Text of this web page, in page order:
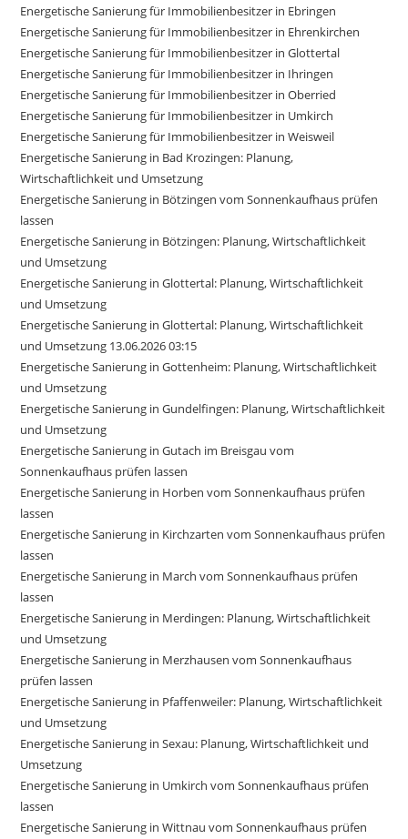
Energetische Sanierung für Immobilienbesitzer in Ebringen
Energetische Sanierung für Immobilienbesitzer in Ehrenkirchen
Energetische Sanierung für Immobilienbesitzer in Glottertal
Energetische Sanierung für Immobilienbesitzer in Ihringen
Energetische Sanierung für Immobilienbesitzer in Oberried
Energetische Sanierung für Immobilienbesitzer in Umkirch
Energetische Sanierung für Immobilienbesitzer in Weisweil
Energetische Sanierung in Bad Krozingen: Planung,
Wirtschaftlichkeit und Umsetzung
Energetische Sanierung in Bötzingen vom Sonnenkaufhaus prüfen
lassen
Energetische Sanierung in Bötzingen: Planung, Wirtschaftlichkeit
und Umsetzung
Energetische Sanierung in Glottertal: Planung, Wirtschaftlichkeit
und Umsetzung
Energetische Sanierung in Glottertal: Planung, Wirtschaftlichkeit
und Umsetzung 13.06.2026 03:15
Energetische Sanierung in Gottenheim: Planung, Wirtschaftlichkeit
und Umsetzung
Energetische Sanierung in Gundelfingen: Planung, Wirtschaftlichkeit
und Umsetzung
Energetische Sanierung in Gutach im Breisgau vom
Sonnenkaufhaus prüfen lassen
Energetische Sanierung in Horben vom Sonnenkaufhaus prüfen
lassen
Energetische Sanierung in Kirchzarten vom Sonnenkaufhaus prüfen
lassen
Energetische Sanierung in March vom Sonnenkaufhaus prüfen
lassen
Energetische Sanierung in Merdingen: Planung, Wirtschaftlichkeit
und Umsetzung
Energetische Sanierung in Merzhausen vom Sonnenkaufhaus
prüfen lassen
Energetische Sanierung in Pfaffenweiler: Planung, Wirtschaftlichkeit
und Umsetzung
Energetische Sanierung in Sexau: Planung, Wirtschaftlichkeit und
Umsetzung
Energetische Sanierung in Umkirch vom Sonnenkaufhaus prüfen
lassen
Energetische Sanierung in Wittnau vom Sonnenkaufhaus prüfen